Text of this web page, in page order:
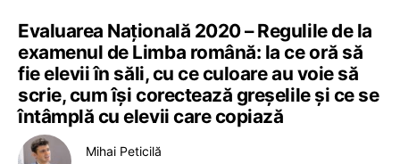
Evaluarea Națională 2020 – Regulile de la
examenul de Limba română: la ce oră să
fie elevii în săli, cu ce culoare au voie să
scrie, cum își corectează greșelile și ce se
întâmplă cu elevii care copiază
Mihai Peticilă